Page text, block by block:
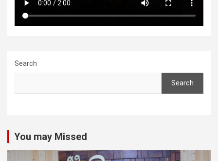
Search
Search
You may Missed